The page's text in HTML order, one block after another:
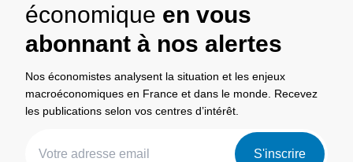
économique en vous
abonnant à nos alertes
Nos économistes analysent la situation et les enjeux
macroéconomiques en France et dans le monde. Recevez
les publications selon vos centres d’intérêt.
S'inscrire